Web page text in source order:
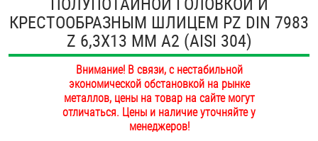
ОПЛАТА И ДОСТАВКА
НАШИ МАГАЗИНЫ
Втулки
Гайки
Дюбели
Дюймовый крепёж
КРЕСТООБРАЗНЫМ ШЛИЦЕМ PZ DIN 7983
Z 6,3Х13 ММ А2 (AISI 304)
Внимание! В связи, с нестабильной
экономической обстановкой на рынке
металлов, цены на товар на сайте могут
отличаться. Цены и наличие уточняйте у
менеджеров!